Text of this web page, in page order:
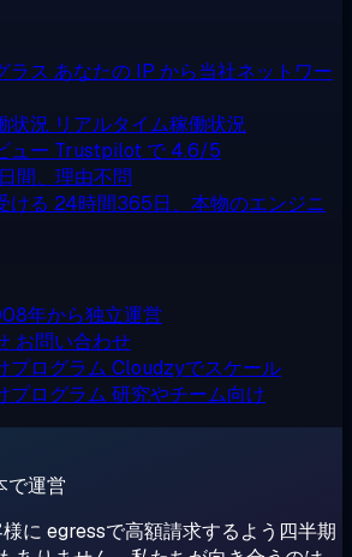
ラス あなたの IP から当社ネットワー
状況 リアルタイム稼働状況
ュー Trustpilot で 4.6/5
間、理由不問
ける 24時間365日、本物のエンジニ
年から独立運営
お問い合わせ
プログラム Cloudzyでスケール
プログラム 研究やチーム向け
で運営
に egressで高額請求するよう四半期